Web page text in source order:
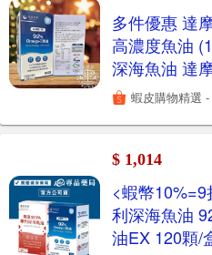
多件優惠 達
高濃度魚油
深海魚油 達
蝦皮購物精選
$ 1,014
<蝦幣
利深海魚油
油EX 120顆/